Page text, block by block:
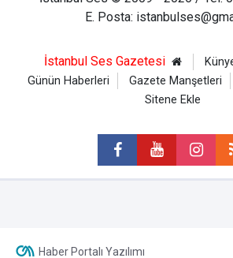
E. Posta:
İstanbul Ses Gazetesi
Günün Haberleri
Gazete Manşetleri
Sitene Ekle
Haber Portalı Yazılımı